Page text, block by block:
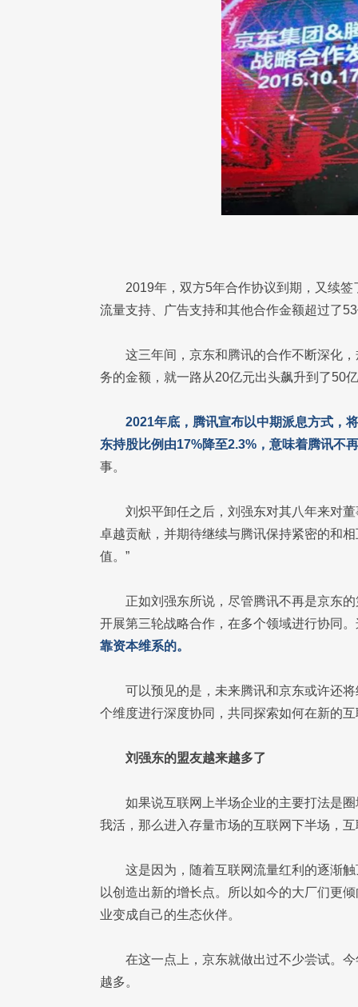
2019年，双方5年合作协议到期，又续
流量支持、广告支持和其他合作金额超过了
这三年间，京东和腾讯的合作不断深化
务的金额，就一路从20亿元出头飙升到了50
2021年底，腾讯宣布以中期派息方式，
东持股比例由17%降至2.3%，意味着腾讯不
事。
刘炽平卸任之后，刘强东对其八年来对
卓越贡献，并期待继续与腾讯保持紧密的和
值。”
正如刘强东所说，尽管腾讯不再是京东
开展第三轮战略合作，在多个领域进行协同
靠资本维系的。
可以预见的是，未来腾讯和京东或许还
个维度进行深度协同，共同探索如何在新的
刘强东的盟友越来越多了
如果说互联网上半场企业的主要打法是
我活，那么进入存量市场的互联网下半场，
这是因为，随着互联网流量红利的逐渐
以创造出新的增长点。所以如今的大厂们更
业变成自己的生态伙伴。
在这一点上，京东就做出过不少尝试。
越多。